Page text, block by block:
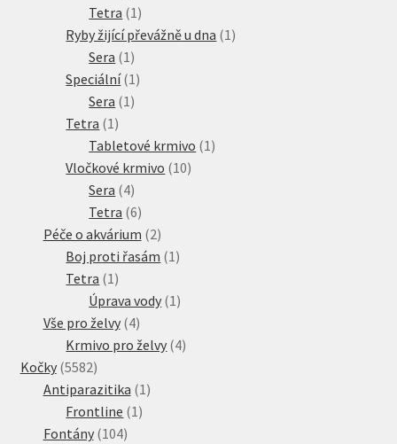
produkty
Tetra 1 1
produkt
Ryby žijící převážně u dna 1 1
Sera 1 1
produkt
Speciální 1 1
Sera 1 1
Tetra 1 1
produkt
Tabletové krmivo 1 1
Vločkové krmivo 1010
Sera 44
produkty
Tetra 66
produktů
Péče o akvárium 22
produkty
Boj proti řasám 1 1
Tetra 1 1
produkt
Úprava vody 1 1
Vše pro želvy 44
produkty
Krmivo pro želvy 44
Kočky 55825582
produktů
Antiparazitika 1 1
Frontline 1 1
Fontány 104104